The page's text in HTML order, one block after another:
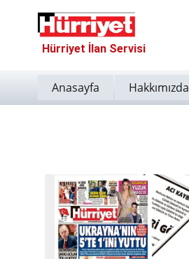
Hürriyet İlan Servisi
Anasayfa Hakkımızda